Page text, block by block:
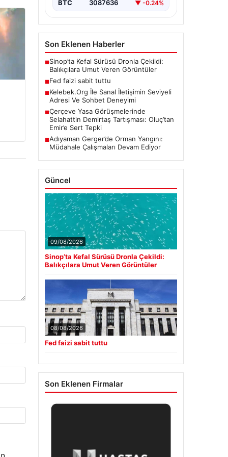
BTC 3087636 ▼ -0.24%
Son Eklenen Haberler
■Sinop’ta Kefal Sürüsü Dronla Çekildi:
Balıkçılara Umut Veren Görüntüler
■Fed faizi sabit tuttu
■Kelebek.Org İle Sanal İletişimin Seviyeli
Adresi Ve Sohbet Deneyimi
■Çerçeve Yasa Görüşmelerinde
Selahattin Demirtaş Tartışması: Oluç’tan
Emir’e Sert Tepki
■Adıyaman Gerger’de Orman Yangını:
Müdahale Çalışmaları Devam Ediyor
Güncel
09/08/2026
Sinop’ta Kefal Sürüsü Dronla Çekildi:
Balıkçılara Umut Veren Görüntüler
08/08/2026
Fed faizi sabit tuttu
Son Eklenen Firmalar